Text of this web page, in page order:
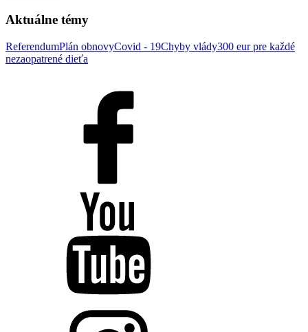
Aktuálne témy
ReferendumPlán obnovyCovid - 19Chyby vlády300 eur pre každé
nezaopatrené dieťa